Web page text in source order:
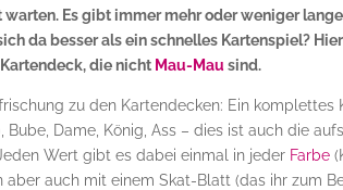
warten. Es gibt immer mehr oder weniger
da besser als ein schnelles Kartenspiel?
die nicht Mau-Mau sind.
zu den Kartendecken: Ein
Bube, Dame, König, Ass – dies ist auch die
Wert gibt es dabei einmal in jeder Farbe
aber auch mit einem Skat-Blatt (das ihr zum